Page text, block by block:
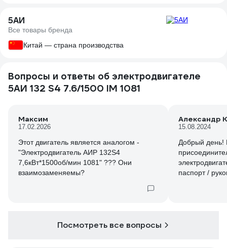
5АИ
Все товары бренда
Китай — страна производства
Вопросы и ответы об электродвигателе
5АИ 132 S4 7.6/1500 IM 1081
Максим
17.02.2026
Этот двигатель является аналогом -
"Электродвигатель АИР 132S4
7,6кВт*1500об/мин 1081" ??? Они
взаимозаменяемы?
Александр
15.08.2024
Добрый день!
паспорт /
Посмотреть все вопросы